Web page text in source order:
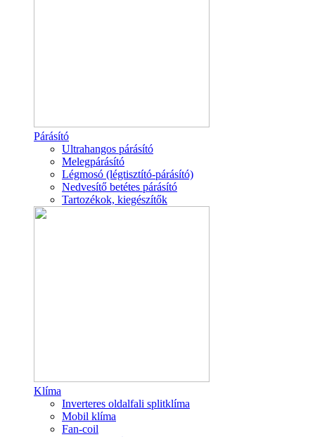
Párásító
Ultrahangos párásító
Melegpárásító
Légmosó (légtisztító-párásító)
Nedvesítő betétes párásító
Tartozékok, kiegészítők
Klíma
Inverteres oldalfali splitklíma
Mobil klíma
Fan-coil